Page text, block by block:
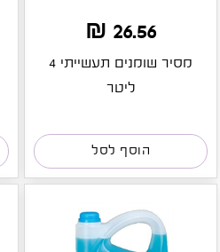
26.56 ₪
מסיר שומנים תעשייתי 4
ליטר
הוסף לסל